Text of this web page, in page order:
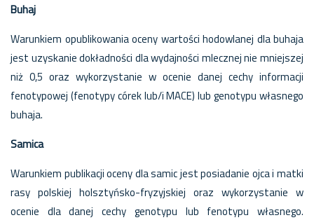
Buhaj
Warunkiem opublikowania oceny wartości hodowlanej dla buhaja
jest uzyskanie dokładności dla wydajności mlecznej nie mniejszej
niż 0,5 oraz wykorzystanie w ocenie danej cechy informacji
fenotypowej (fenotypy córek lub/i MACE) lub genotypu własnego
buhaja.
Samica
Warunkiem publikacji oceny dla samic jest posiadanie ojca i matki
rasy polskiej holsztyńsko-fryzyjskiej oraz wykorzystanie w
ocenie dla danej cechy genotypu lub fenotypu własnego.